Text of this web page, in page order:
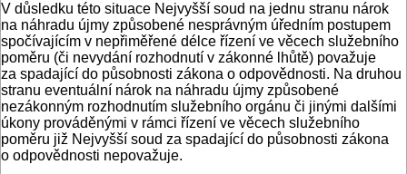
V důsledku této situace Nejvyšší soud na jednu stranu nárok
na náhradu újmy způsobené nesprávným úředním postupem
spočívajícím v nepřiměřené délce řízení ve věcech služebního
poměru (či nevydání rozhodnutí v zákonné lhůtě) považuje
za spadající do působnosti zákona o odpovědnosti. Na druhou
stranu eventuální nárok na náhradu újmy způsobené
nezákonným rozhodnutím služebního orgánu či jinými dalšími
úkony prováděnými v rámci řízení ve věcech služebního
poměru již Nejvyšší soud za spadající do působnosti zákona
o odpovědnosti nepovažuje.